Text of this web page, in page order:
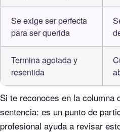
Se exige ser perfecta
para ser querida
Termina agotada y
resentida
Si te reconoces en la columna
sentencia: es un punto de
profesional ayuda a revisar